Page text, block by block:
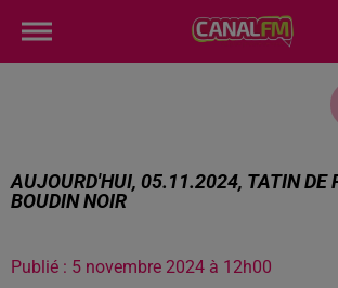
AUJOURD'HUI, 05.11.2024, TATIN DE
BOUDIN NOIR
Publié : 5 novembre 2024 à 12h00